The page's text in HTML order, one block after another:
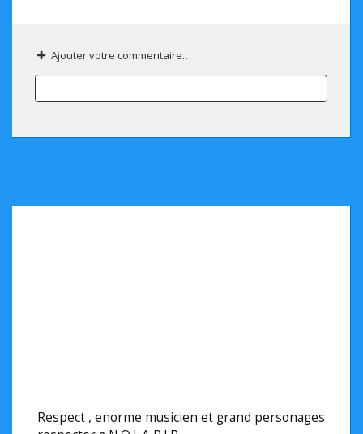
Ajouter votre commentaire…
Respect , enorme musicien et grand personages